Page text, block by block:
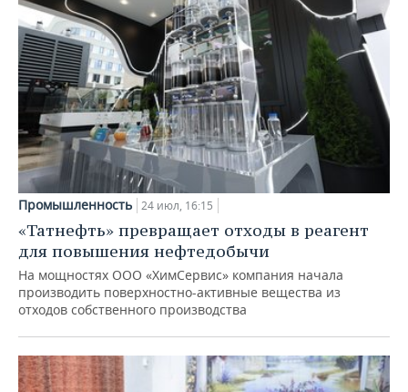
Промышленность 24 июл, 16:15
«Татнефть» превращает отходы в реагент
для повышения нефтедобычи
На мощностях ООО «ХимСервис» компания начала
производить поверхностно-активные вещества из
отходов собственного производства